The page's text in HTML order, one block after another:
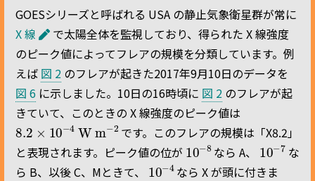
GOESシリーズと呼ばれる USA の静止気象衛星群が常に
X 線
で太陽全体を監視しており、得られた X 線強度
のピーク値によってフレアの規模を分類しています。例
えば 図 2 のフレアが起きた2017年9月10日のデータを
図 6 に示しました。10日の16時頃に 図 2 のフレアが起
きていて、このときの X 線強度のピーク値は
8.2×10− 4
W m −2
です。このフレアの規模は「X8.2」
と表現されます。ピーク値の位が 10−8なら A、 10−7
な
ら B、以後 C、Mときて、 10−4なら X が頭に付きま